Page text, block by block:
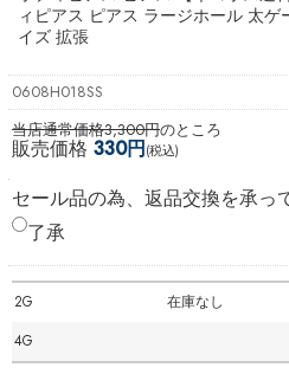
ィピアス ピアス ラージホール 太
イズ 拡張
0608H018SS
当店通常価格3,300円のところ
販売価格 330円(税込)
セール品の為、返品交換を承っ
了承
2G
在庫なし
4G